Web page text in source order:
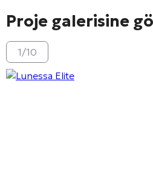
Proje galerisine
1/10